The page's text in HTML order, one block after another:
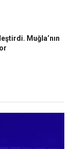
Muğla’nın